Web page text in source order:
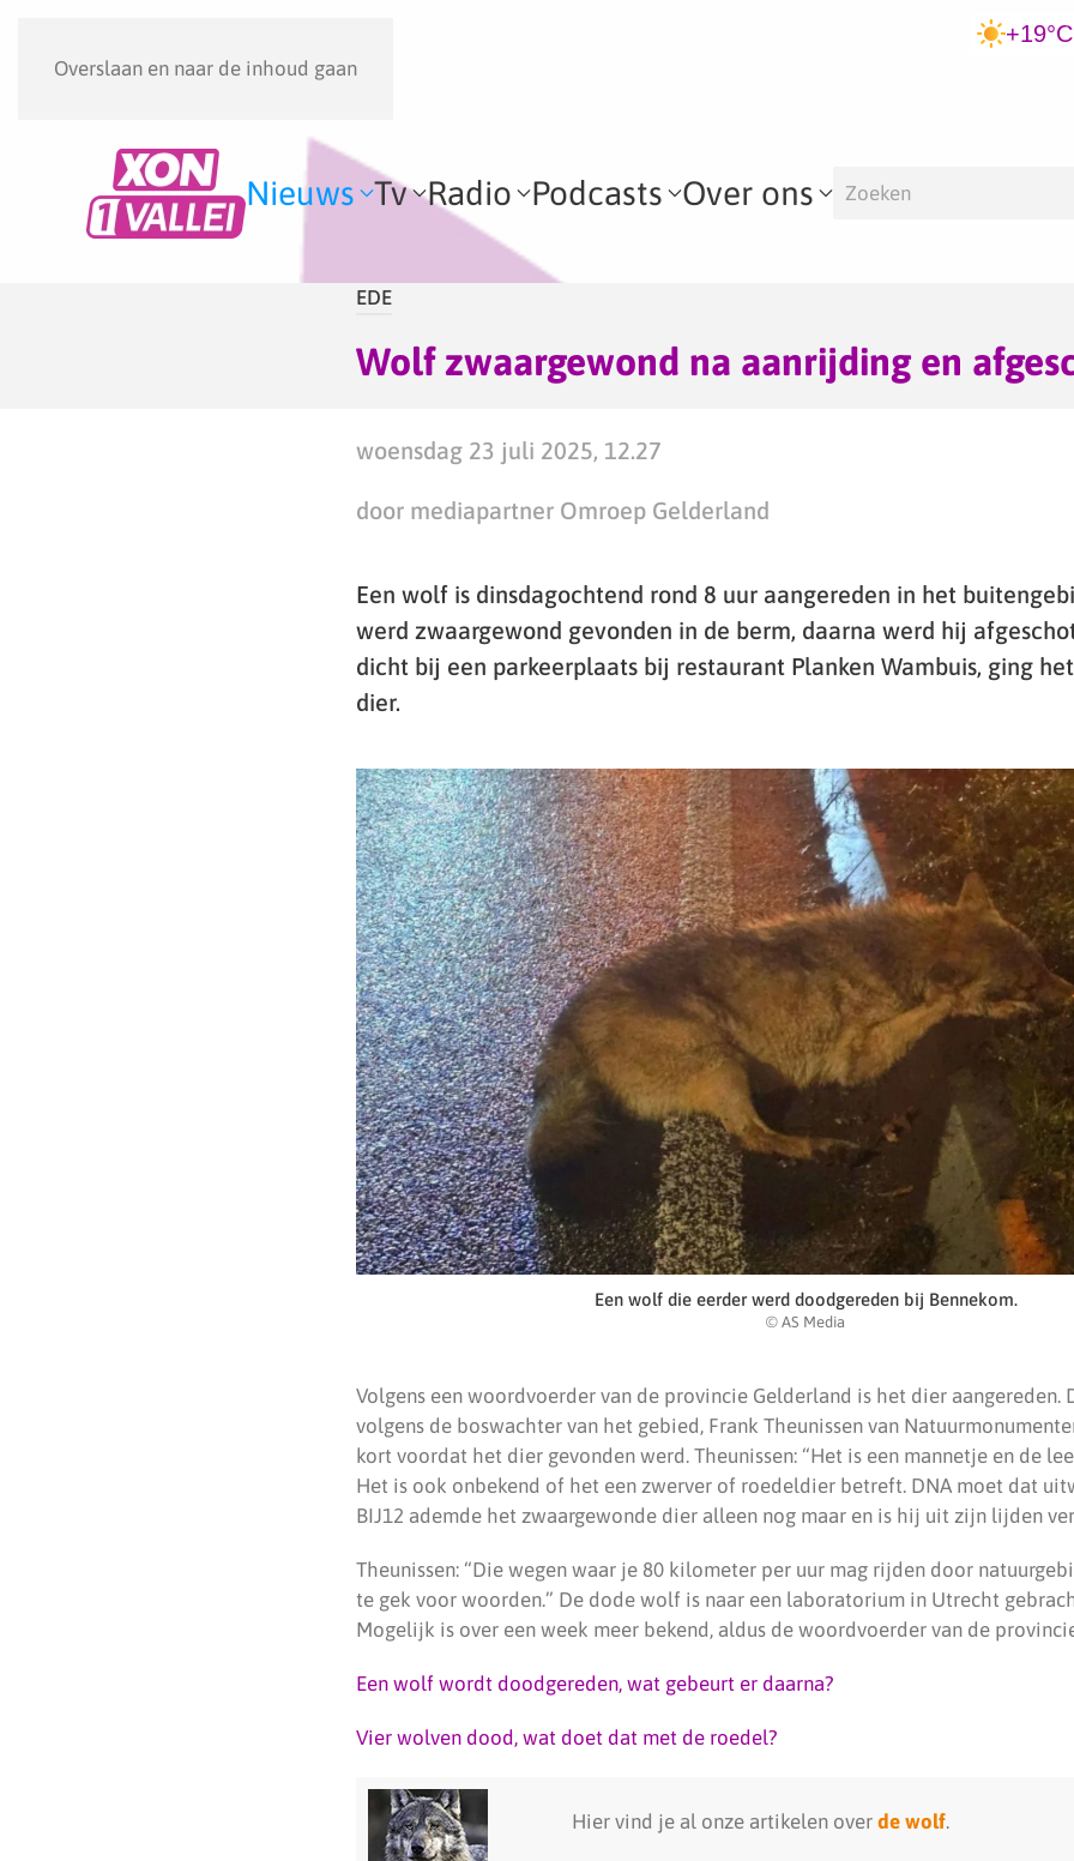
Overslaan en naar de inhoud gaan
+19°C
Nieuws Tv Radio Podcasts Over ons
EDE
Wolf zwaargewond na aanrijding en
woensdag 23 juli 2025, 12.27
door mediapartner Omroep Gelderland
Een wolf is dinsdagochtend rond 8 uur aangereden in het
werd zwaargewond gevonden in de berm, daarna werd hij
dicht bij een parkeerplaats bij restaurant Planken Wambuis, ging
dier.
Een wolf die eerder werd doodgereden bij Bennekom.
© AS Media
Volgens een woordvoerder van de provincie Gelderland is het dier aangereden.
volgens de boswachter van het gebied, Frank Theunissen van
kort voordat het dier gevonden werd. Theunissen: “Het is een mannetje en de
Het is ook onbekend of het een zwerver of roedeldier betreft. DNA moet dat
BIJ12 ademde het zwaargewonde dier alleen nog maar en is hij uit zijn lijden
Theunissen: “Die wegen waar je 80 kilometer per uur mag rijden door
te gek voor woorden.” De dode wolf is naar een laboratorium in Utrecht
Mogelijk is over een week meer bekend, aldus de woordvoerder van de
Een wolf wordt doodgereden, wat gebeurt er daarna?
Vier wolven dood, wat doet dat met de roedel?
Hier vind je al onze artikelen over de wolf.